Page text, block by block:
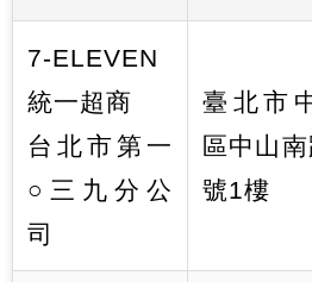
7-ELEVEN
統一超商
台北市第一
○三九分公
司
臺北市
區中山
號1樓